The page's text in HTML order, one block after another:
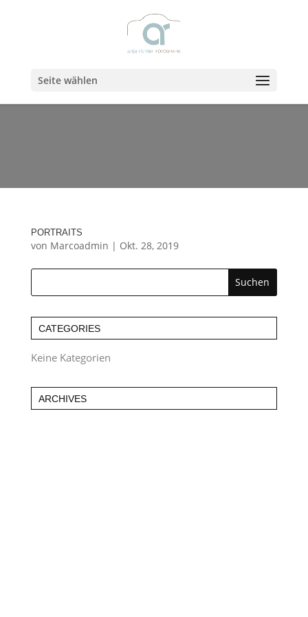
Seite wählen
PORTRAITS
von Marcoadmin | Okt. 28, 2019
CATEGORIES
Keine Kategorien
ARCHIVES